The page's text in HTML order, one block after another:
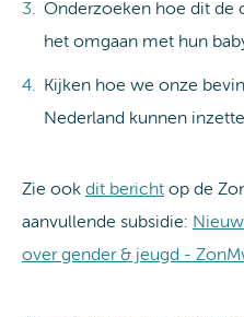
Onderzoeken hoe dit de
het omgaan met hun
Kijken hoe we onze
Nederland kunnen
Zie ook dit bericht op de
aanvullende subsidie:
over gender & jeugd -